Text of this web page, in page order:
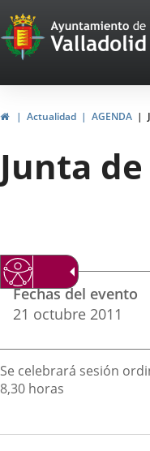
Portal
Web
del
de
Valladolid
HomeActualidad AGENDA
Junta
Datos
del
evento
Fechas del evento
21 octubre 2011
Descripción
Se celebrará sesión
8,30 horas